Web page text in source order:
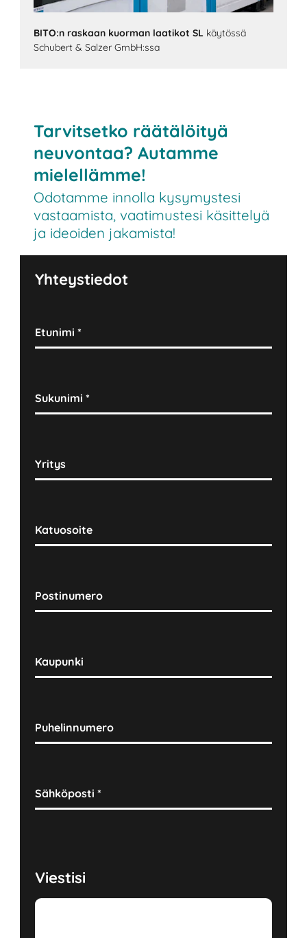
BITO:n raskaan kuorman laatikot SL käytössä
Schubert & Salzer GmbH:ssa
Tarvitsetko räätälöityä
neuvontaa? Autamme
mielellämme!
Odotamme innolla kysymystesi
vastaamista, vaatimustesi käsittelyä
ja ideoiden jakamista!
Yhteystiedot
Etunimi*
Sukunimi*
Yritys
Katuosoite
Postinumero
Kaupunki
Puhelinnumero
Sähköposti*
Viestisi